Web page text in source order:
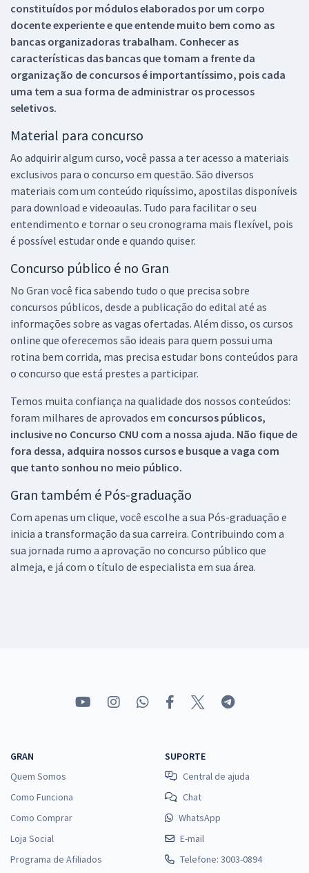
constituídos por módulos elaborados por um corpo
docente experiente e que entende muito bem como as
bancas organizadoras trabalham. Conhecer as
características das bancas que tomam a frente da
organização de concursos é importantíssimo, pois cada
uma tem a sua forma de administrar os processos
seletivos.
Material para concurso
Ao adquirir algum curso, você passa a ter acesso a materiais
exclusivos para o concurso em questão. São diversos
materiais com um conteúdo riquíssimo, apostilas disponíveis
para download e videoaulas. Tudo para facilitar o seu
entendimento e tornar o seu cronograma mais flexível, pois
é possível estudar onde e quando quiser.
Concurso público é no Gran
No Gran você fica sabendo tudo o que precisa sobre
concursos públicos, desde a publicação do edital até as
informações sobre as vagas ofertadas. Além disso, os cursos
online que oferecemos são ideais para quem possui uma
rotina bem corrida, mas precisa estudar bons conteúdos para
o concurso que está prestes a participar.
Temos muita confiança na qualidade dos nossos conteúdos:
foram milhares de aprovados em concursos públicos,
inclusive no Concurso CNU com a nossa ajuda. Não fique de
fora dessa, adquira nossos cursos e busque a vaga com
que tanto sonhou no meio público.
Gran também é Pós-graduação
Com apenas um clique, você escolhe a sua Pós-graduação e
inicia a transformação da sua carreira. Contribuindo com a
sua jornada rumo a aprovação no concurso público que
almeja, e já com o título de especialista em sua área.
GRAN
Quem Somos
Como Funciona
Como Comprar
Loja Social
Programa de Afiliados
SUPORTE
Central de ajuda
Chat
WhatsApp
E-mail
Telefone: 3003-0894